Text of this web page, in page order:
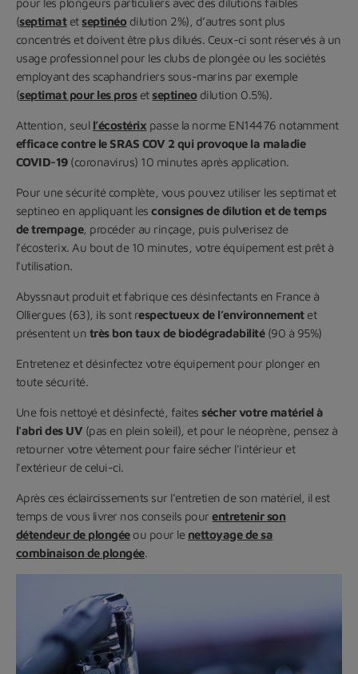
pour les plongeurs particuliers avec des dilutions faibles
(septimatet septinéo dilution 2%), d’autres sont plus
concentrés et doivent être plus dilués. Ceux-ci sont réservés à un
usage professionnel pour les clubs de plongée ou les sociétés
employant des scaphandriers sous-marins par exemple
(septimat pour les proset septineo dilution 0.5%).
Attention, seul l’écostérix passe la norme EN14476 notamment
efficace contre le SRAS COV 2 qui provoque la maladie
COVID-19(coronavirus) 10 minutes après application.
Pour une sécurité complète, vous pouvez utiliser les septimat et
septineo en appliquant lesconsignes de dilution et de temps
de trempage, procéder au rinçage, puis pulverisez de
l’écosterix. Au bout de 10 minutes, votre équipement est prêt à
l’utilisation.
Abyssnaut produit et fabrique ces désinfectants en France à
Olliergues (63), ils sont respectueux de l’environnementet
présentent un très bon taux de biodégradabilité(90 à 95%)
Entretenez et désinfectez votre équipement pour plonger en
toute sécurité.
Une fois nettoyé et désinfecté, faites sécher votre matériel à
l'abri des UV (pas en plein soleil), et pour le néoprène, pensez à
retourner votre vêtement pour faire sécher l'intérieur et
l'extérieur de celui-ci.
Après ces éclaircissements sur l’entretien de son matériel, il est
temps de vous livrer nos conseils pourentretenir son
détendeur de plongéeou pour le nettoyage de sa
combinaison de plongée.